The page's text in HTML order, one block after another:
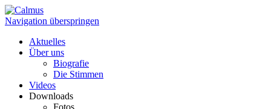
Navigation überspringen
Aktuelles
Über uns
Biografie
Die Stimmen
Videos
Downloads
Fotos